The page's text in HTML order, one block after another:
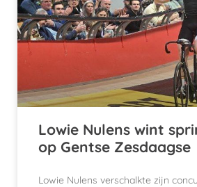
Lowie Nulens wint
op Gentse Zesdaagse
Lowie Nulens verschalkte zijn